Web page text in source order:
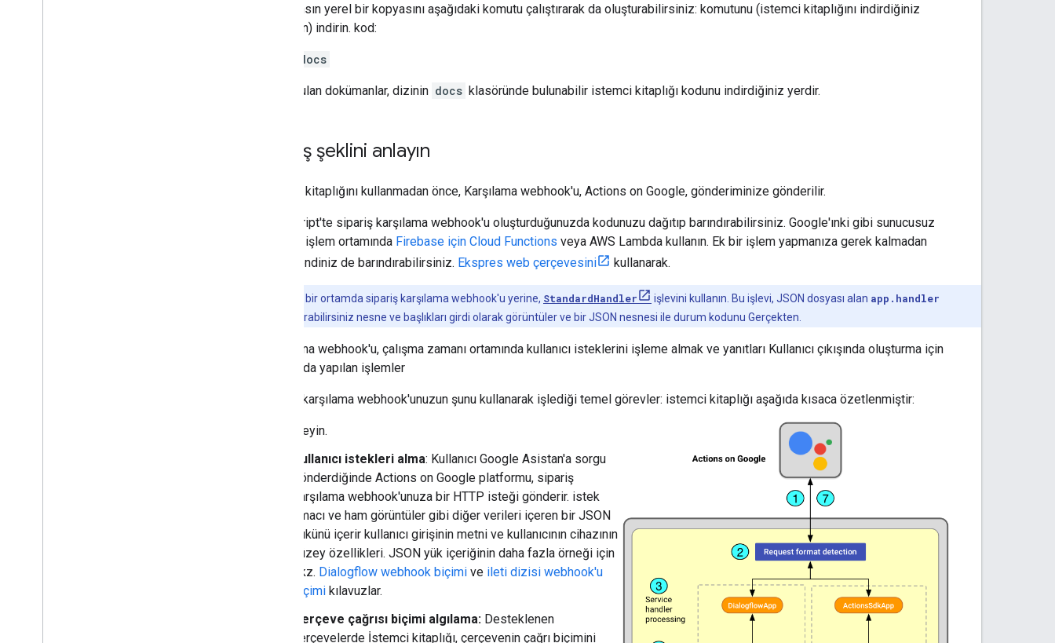
Referansın yerel bir kopyasını aşağıdaki komutu çalıştırarak da oluşturabilirsiniz: komutunu (istemci kitaplığını indirdiğiniz
dizinden) indirin. kod:
yarn docs
Oluşturulan dokümanlar, dizinin docs klasöründe bulunabilir istemci kitaplığı kodunu indirdiğiniz yerdir.
İşleyiş şeklini anlayın
İstemci kitaplığını kullanmadan önce, Karşılama webhook'u, Actions on Google, gönderiminize gönderilir.
JavaScript'te sipariş karşılama webhook'u oluşturduğunuzda kodunuzu dağıtıp barındırabilirsiniz. Google'ınki gibi sunucusuz
bir bilgi işlem ortamında Firebase için Cloud Functions veya AWS Lambda kullanın. Ek bir işlem yapmanıza gerek kalmadan
kodu kendiniz de barındırabilirsiniz. Ekspres web çerçevesini kullanarak.
başka bir ortamda sipariş karşılama webhook'u yerine, StandardHandler işlevini kullanın. Bu işlevi, JSON dosyası alan app.handler
kullanarak çağırabilirsiniz nesne ve başlıkları girdi olarak görüntüler ve bir JSON nesnesi ile durum kodunu Gerçekten.
Karşılama webhook'u, çalışma zamanı ortamında kullanıcı isteklerini işleme almak ve yanıtları Kullanıcı çıkışında oluşturma için
Google'da yapılan işlemler
Sipariş karşılama webhook'unuzun şunu kullanarak işlediği temel görevler: istemci kitaplığı aşağıda kısaca özetlenmiştir:
'nı inceleyin.
Kullanıcı istekleri alma: Kullanıcı Google Asistan'a sorgu
gönderdiğinde Actions on Google platformu, sipariş
karşılama webhook'unuza bir HTTP isteği gönderir. istek
amacı ve ham görüntüler gibi diğer verileri içeren bir JSON
yükünü içerir kullanıcı girişinin metni ve kullanıcının cihazının
yüzey özellikleri. JSON yük içeriğinin daha fazla örneği için
bkz. Dialogflow webhook biçimi ve ileti dizisi webhook'u
biçimi kılavuzlar.
Çerçeve çağrısı biçimi algılama: Desteklenen
çerçevelerde İstemci kitaplığı, çerçevenin çağrı biçimini